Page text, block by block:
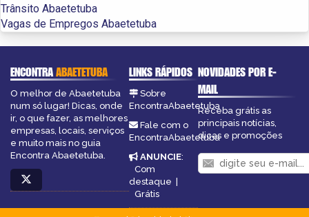
Trânsito Abaetetuba
Vagas de Empregos Abaetetuba
ENCONTRAABAETETUBA
O melhor de Abaetetuba
num só lugar! Dicas, onde
ir, o que fazer, as melhores
empresas, locais, serviços
e muito mais no guia
Encontra Abaetetuba.
LINKS RÁPIDOS
Sobre
EncontraAbaetetuba
Fale com o
EncontraAbaetetuba
ANUNCIE:
Com
destaque |
Grátis
NOVIDADES POR E-
MAIL
Receba grátis as
principais notícias,
dicas e promoções